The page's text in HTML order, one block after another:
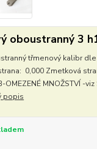
oboustranný 3
třmenový kalibr dle
0,000 Zmetková
OMEZENÉ MNOŽSTVÍ -
popis